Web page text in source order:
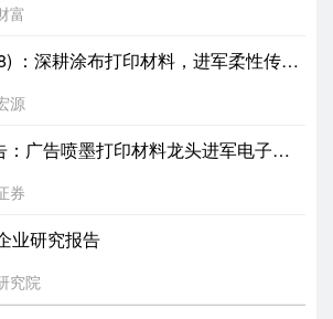
富
福莱新材 (605488) ：深耕涂布打印材料，进军柔性传感未来市场
源
公司动态研究报告：广告喷墨打印材料龙头进军电子皮肤领域
券
业研究报告
究院